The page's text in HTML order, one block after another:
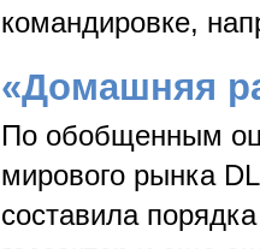
командировке,
«Домашняя
По обобщенным
мирового рынка
составила